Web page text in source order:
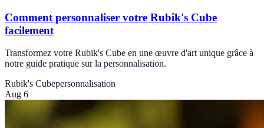
Comment personnaliser votre Rubik's Cube
facilement
Transformez votre Rubik's Cube en une œuvre d'art unique grâce à
notre guide pratique sur la personnalisation.
Rubik's Cubepersonnalisation
Aug 6